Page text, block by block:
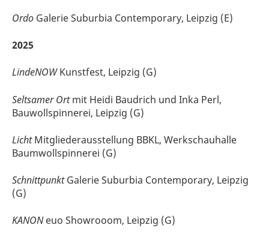
Ordo Galerie Suburbia Contemporary, Leipzig (E)
2025
LindeNOWKunstfest, Leipzig (G)
Seltsamer Ortmit Heidi Baudrich und Inka Perl,
Bauwollspinnerei, Leipzig (G)
LichtMitgliederausstellung BBKL, Werkschauhalle
Baumwollspinnerei (G)
SchnittpunktGalerie Suburbia Contemporary, Leipzig
(G)
KANONeuo Showrooom, Leipzig (G)